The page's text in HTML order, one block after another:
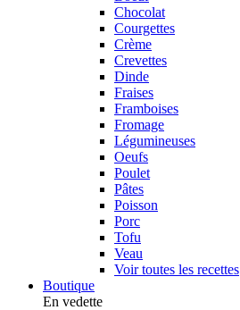
Chocolat
Courgettes
Crème
Crevettes
Dinde
Fraises
Framboises
Fromage
Légumineuses
Oeufs
Poulet
Pâtes
Poisson
Porc
Tofu
Veau
Voir toutes les recettes
Boutique
En vedette